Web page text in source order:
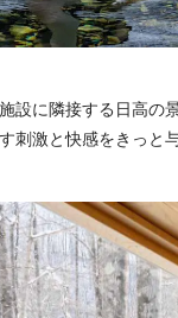
設に隣接する日高の
刺激と快感をきっと